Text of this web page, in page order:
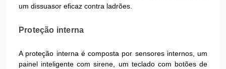
um dissuasor eficaz contra ladrões.
Proteção interna
A proteção interna é composta por sensores internos, um
painel inteligente com sirene, um teclado com botões de